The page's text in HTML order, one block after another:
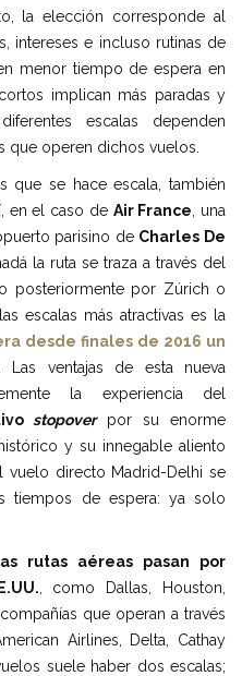
la elección corresponde al
intereses e incluso rutinas de
menor tiempo de espera en
implican más paradas y
escalas dependen
que operen dichos vuelos.
que se hace escala, también
en el caso de Air France , una
parisino de Charles De
la ruta se traza a través del
posteriormente por Zúrich o
escalas más atractivas es la
desde finales de 2016 un
Las ventajas de esta nueva
la experiencia del
stopoverpor su enorme
y su innegable aliento
directo Madrid-Delhi se
tiempos de espera: ya solo
rutas aéreas pasan por
, como Dallas, Houston,
que operan a través
Airlines, Delta, Cathay
suele haber dos escalas;